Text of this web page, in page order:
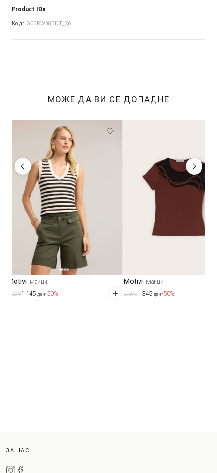
Product IDs
Код: G00RW083DT_S6
МОЖЕ ДА ВИ СЕ ДОПАДНЕ
Motivi Маици
2.2901.145 ден-50%
Motivi Маици
2.6901.345 ден-50%
ЗА НАС